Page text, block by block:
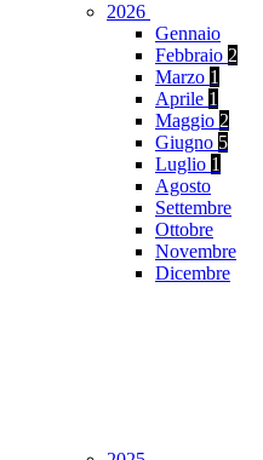
2026
Gennaio
Febbraio 2
Marzo 1
Aprile 1
Maggio 2
Giugno 5
Luglio 1
Agosto
Settembre
Ottobre
Novembre
Dicembre